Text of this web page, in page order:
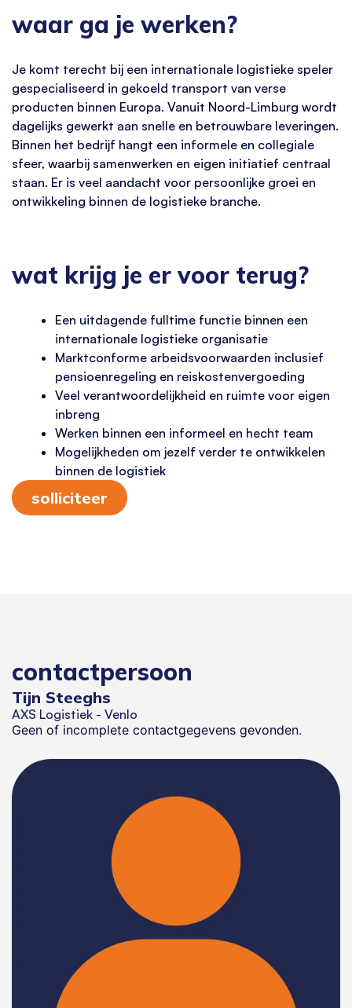
waar ga je werken?
Je komt terecht bij een internationale logistieke speler
gespecialiseerd in gekoeld transport van verse
producten binnen Europa. Vanuit Noord-Limburg wordt
dagelijks gewerkt aan snelle en betrouwbare leveringen.
Binnen het bedrijf hangt een informele en collegiale
sfeer, waarbij samenwerken en eigen initiatief centraal
staan. Er is veel aandacht voor persoonlijke groei en
ontwikkeling binnen de logistieke branche.
wat krijg je er voor terug?
Een uitdagende fulltime functie binnen een
internationale logistieke organisatie
Marktconforme arbeidsvoorwaarden inclusief
pensioenregeling en reiskostenvergoeding
Veel verantwoordelijkheid en ruimte voor eigen
inbreng
Werken binnen een informeel en hecht team
Mogelijkheden om jezelf verder te ontwikkelen
binnen de logistiek
solliciteer
contactpersoon
Tijn Steeghs
AXS Logistiek - Venlo
Geen of incomplete contactgegevens gevonden.